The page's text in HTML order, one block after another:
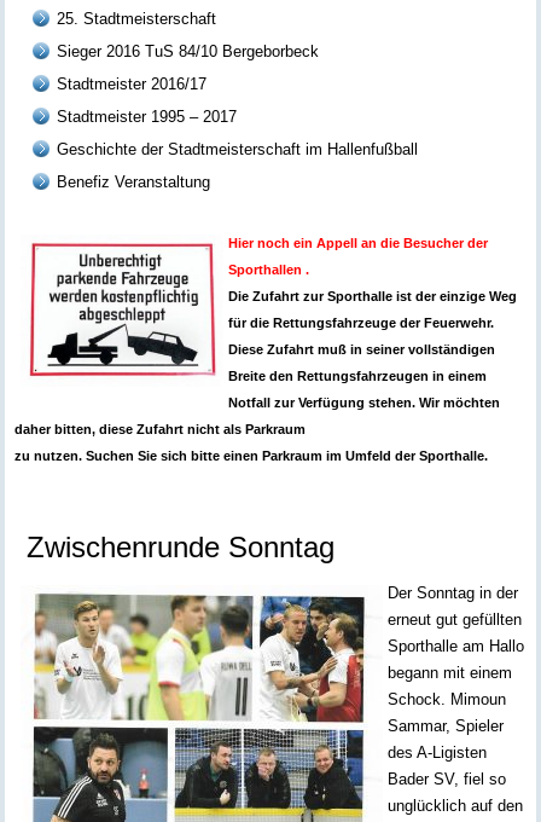
25. Stadtmeisterschaft
Sieger 2016 TuS 84/10 Bergeborbeck
Stadtmeister 2016/17
Stadtmeister 1995 – 2017
Geschichte der Stadtmeisterschaft im Hallenfußball
Benefiz Veranstaltung
Hier noch ein Appell an die Besucher der
Sporthallen .
Die Zufahrt zur Sporthalle ist der einzige Weg
für die Rettungsfahrzeuge der Feuerwehr.
Diese Zufahrt muß in seiner vollständigen
Breite den Rettungsfahrzeugen in einem
Notfall zur Verfügung stehen. Wir möchten
daher bitten, diese Zufahrt nicht als Parkraum
zu nutzen. Suchen Sie sich bitte einen Parkraum im Umfeld der Sporthalle.
Zwischenrunde Sonntag
Der Sonntag in der
erneut gut gefüllten
Sporthalle am Hallo
begann mit einem
Schock. Mimoun
Sammar, Spieler
des A-Ligisten
Bader SV, fiel so
unglücklich auf den